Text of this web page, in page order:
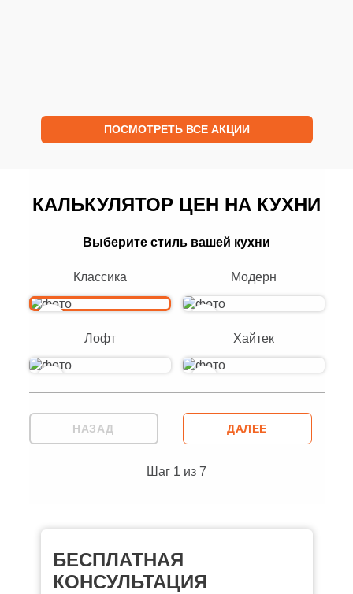
ПОСМОТРЕТЬ ВСЕ АКЦИИ
КАЛЬКУЛЯТОР ЦЕН НА КУХНИ
Выберите стиль вашей кухни
Классика Модерн
Лофт Хайтек
НАЗАД ДАЛЕЕ
Шаг 1 из 7
БЕСПЛАТНАЯ
КОНСУЛЬТАЦИЯ